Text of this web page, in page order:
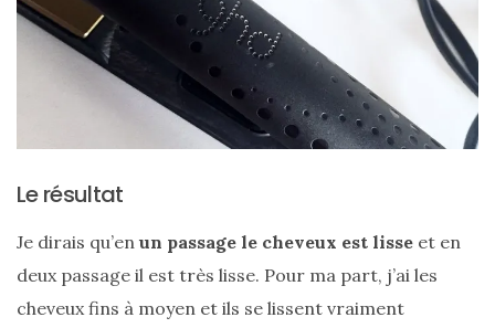
Beauté
(10)
Conseils
beauté
(54)
Le résultat
Je dirais qu’en un passage le cheveux est lisse et en
deux passage il est très lisse. Pour ma part, j’ai les
cheveux fins à moyen et ils se lissent vraiment